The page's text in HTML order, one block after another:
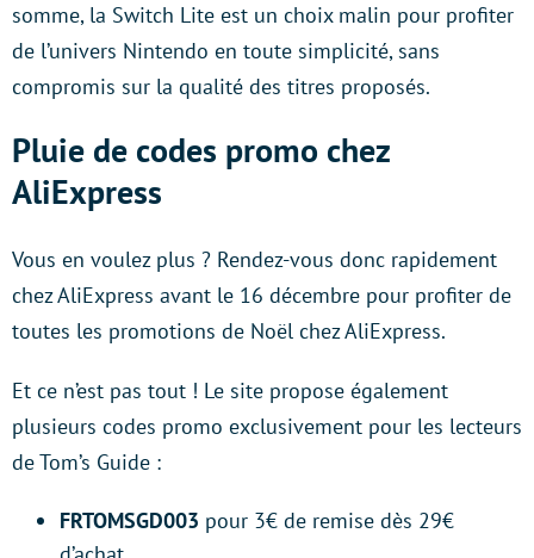
somme, la Switch Lite est un choix malin pour profiter
de l’univers Nintendo en toute simplicité, sans
compromis sur la qualité des titres proposés.
Pluie de codes promo chez
AliExpress
Vous en voulez plus ? Rendez-vous donc rapidement
chez AliExpress avant le 16 décembre pour profiter de
toutes les promotions de Noël chez AliExpress.
Et ce n’est pas tout ! Le site propose également
plusieurs codes promo exclusivement pour les lecteurs
de Tom’s Guide :
FRTOMSGD003 pour 3€ de remise dès 29€